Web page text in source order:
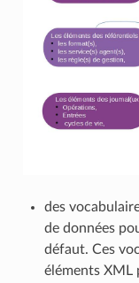
des
de données
défaut. Ces
éléments XML